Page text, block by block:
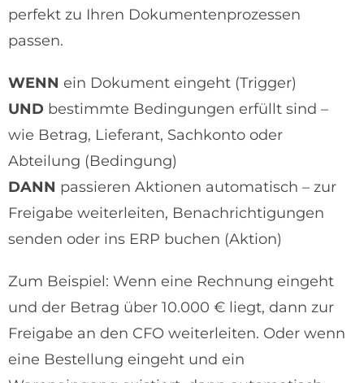
perfekt zu Ihren Dokumentenprozessen
passen.
WENN ein Dokument eingeht (Trigger)
UND bestimmte Bedingungen erfüllt sind –
wie Betrag, Lieferant, Sachkonto oder
Abteilung (Bedingung)
DANN passieren Aktionen automatisch – zur
Freigabe weiterleiten, Benachrichtigungen
senden oder ins ERP buchen (Aktion)
Zum Beispiel: Wenn eine Rechnung eingeht
und der Betrag über 10.000 € liegt, dann zur
Freigabe an den CFO weiterleiten. Oder wenn
eine Bestellung eingeht und ein